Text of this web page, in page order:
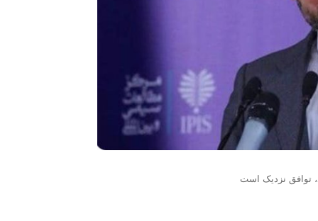
توافق نزدیک است